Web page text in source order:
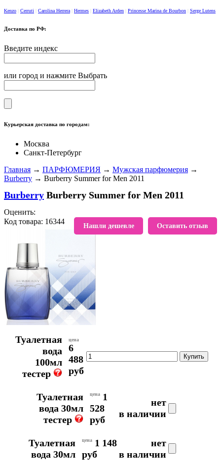
Kenzo Cerruti Carolina Herrera Hermes Elizabeth Arden Princesse Marina de Bourbon Serge Lutens
Доставка по РФ:
Введите индекс
или город и нажмите Выбрать
Курьерская доставка по городам:
Москва
Санкт-Петербург
Главная → ПАРФЮМЕРИЯ → Мужская парфюмерия →
Burberry → Burberry Summer for Men 2011
Burberry Burberry Summer for Men 2011
Оставить отзыв
Нашли дешевле
Оценить:
Код товара: 16344
В избранное
Туалетная
вода
100мл
тестер
цена
6
488
руб
Туалетная
вода 30мл
тестер
цена 1
528
руб
нет
в наличии
Туалетная
вода 30мл
цена 1 148
руб
нет
в наличии